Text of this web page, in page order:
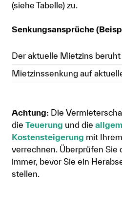
(siehe Tabelle) zu.
Senkungsansprüche
Der aktuelle Mietzins beruht
Mietzinssenkung auf
Achtung: Die
die Teuerung und die
Kostensteigerung mit
verrechnen. Überprüfen Sie
immer, bevor Sie ein
stellen.